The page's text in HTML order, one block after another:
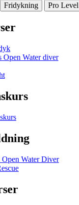
Fridykning Pro
Open Water diver
Open Water Diver